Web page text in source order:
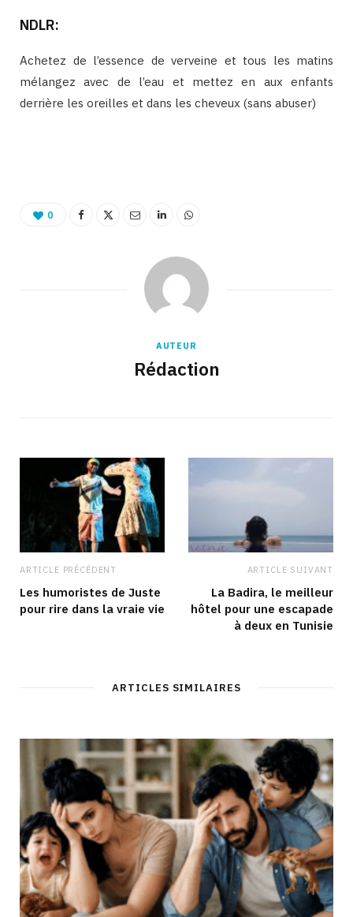
NDLR:
Achetez de l’essence de verveine et tous les matins
mélangez avec de l’eau et mettez en aux enfants
derrière les oreilles et dans les cheveux (sans abuser)
0
AUTEUR
Rédaction
ARTICLE PRÉCÉDENT
Les humoristes de Juste
pour rire dans la vraie vie
ARTICLE SUIVANT
La Badira, le meilleur
hôtel pour une escapade
à deux en Tunisie
ARTICLES SIMILAIRES